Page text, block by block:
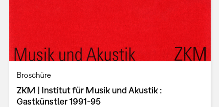
Broschüre
ZKM | Institut für Musik und Akustik :
Gastkünstler 1991-95